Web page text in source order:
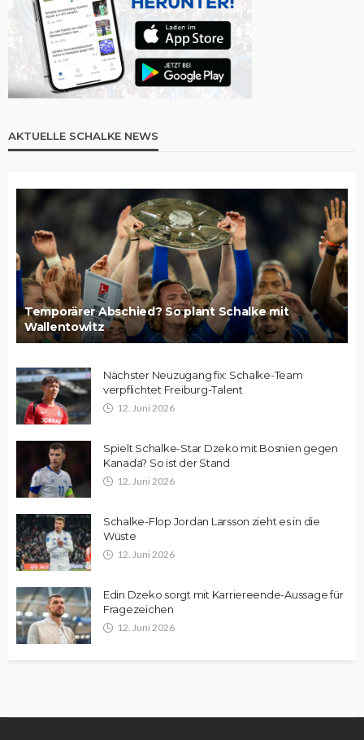
AKTUELLE SCHALKE NEWS
Temporärer Abschied? So plant Schalke mit
Wallentowitz
Nächster Neuzugang fix: Schalke-Team
verpflichtet Freiburg-Talent
12. Juni 2026
Spielt Schalke-Star Dzeko mit Bosnien gegen
Kanada? So ist der Stand
12. Juni 2026
Schalke-Flop Jordan Larsson zieht es in die
Wüste
12. Juni 2026
Edin Dzeko sorgt mit Karriereende-Aussage für
Fragezeichen
12. Juni 2026